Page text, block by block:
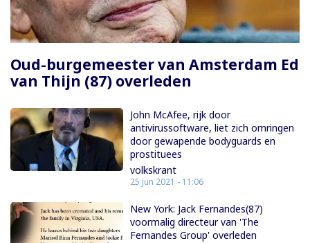
Oud-burgemeester van Amsterdam Ed
van Thijn (87) overleden
John McAfee, rijk door
antivirussoftware, liet zich omringen
door gewapende bodyguards en
prostituees
volkskrant
25 jun 2021 - 11:06
New York: Jack Fernandes(87)
voormalig directeur van 'The
Fernandes Group' overleden